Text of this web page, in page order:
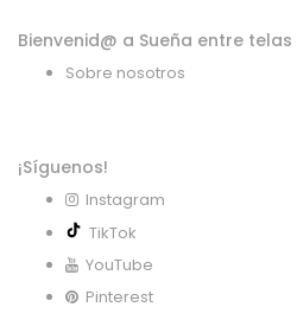
Bienvenid@ a Sueña entre telas
Sobre nosotros
¡Síguenos!
Instagram
TikTok
YouTube
Pinterest